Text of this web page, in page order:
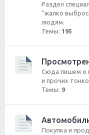
Раздел
"жалко
людям.
Темы: 195
Сюда пишем о
и прочих
Темы: 9
Покупка и